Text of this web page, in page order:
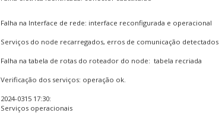
Falha na Interface de rede: interface reconfigurada e operacional
Serviços do node recarregados, erros de comunicação detectados
Falha na tabela de rotas do roteador do node: tabela recriada
Verificação dos serviços: operação ok.
2024-0315 17:30:
Serviços operacionais